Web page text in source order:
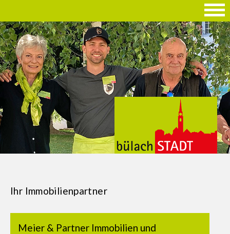
Ihr Immobilienpartner
Meier & Partner Immobilien und